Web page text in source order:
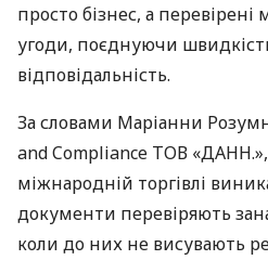
просто бізнес, а перевірені
угоди, поєднуючи
відповідальність.
За словами Маріанни
and Compliance ТОВ
міжнародній торгівлі
документи перевіряють
коли до них не висувають